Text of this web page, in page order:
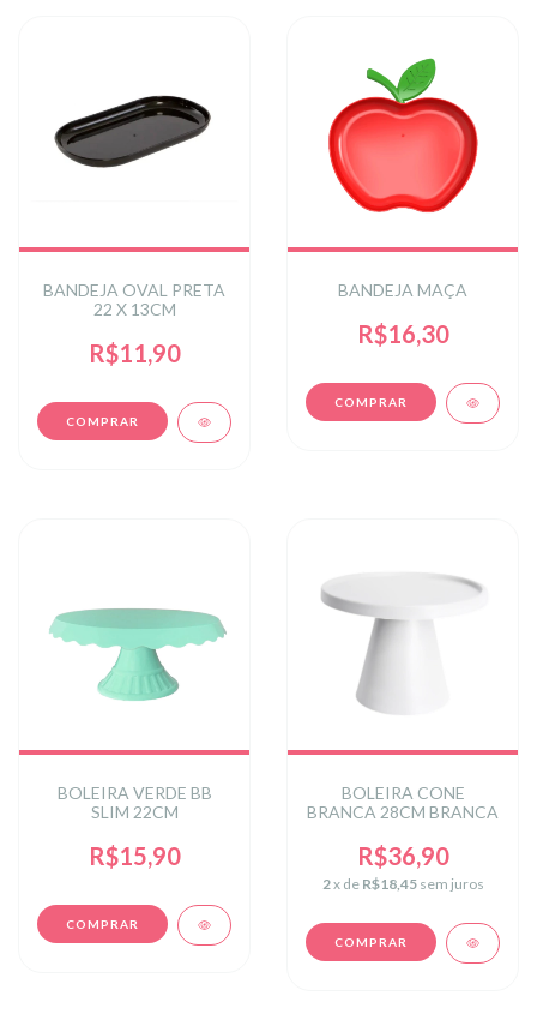
BANDEJA OVAL PRETA
22 X 13CM
R$11,90
BANDEJA MAÇA
R$16,30
BOLEIRA VERDE BB
SLIM 22CM
R$15,90
BOLEIRA CONE
BRANCA 28CM BRANCA
R$36,90
2x de R$18,45 sem juros